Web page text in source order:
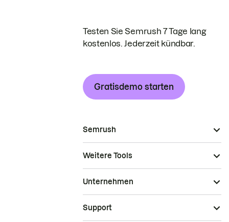
Testen Sie Semrush 7 Tage lang
kostenlos. Jederzeit kündbar.
Gratisdemo starten
Semrush
Weitere Tools
Unternehmen
Support